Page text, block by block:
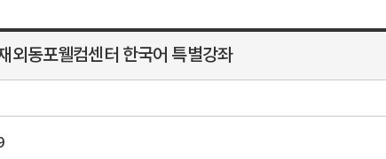
외동포웰컴센터 한국어 특별강좌